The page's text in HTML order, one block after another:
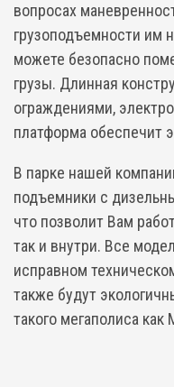
вопросах
грузоподъемности им
можете безопасно
грузы. Длинная
ограждениями,
платформа обеспечит
В парке нашей
подъемники с
что позволит Вам
так и внутри. Все
исправном
также будут
такого мегаполиса как